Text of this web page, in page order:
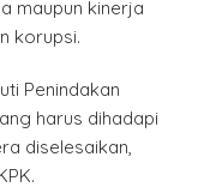
maupun kinerja
korupsi.
Penindakan
harus dihadapi
diselesaikan,